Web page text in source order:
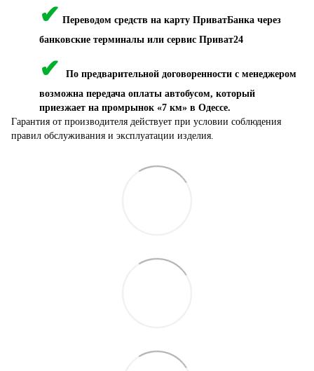
✔ Переводом средств на карту ПриватБанка через
банковские терминалы или сервис Приват24
✔
По предварительной договоренности с менеджером
возможна передача оплаты автобусом, который
приезжает на промрынок «7 км» в Одессе.
Гарантия от производителя действует при условии соблюдения
правил обслуживания и эксплуатации изделия.